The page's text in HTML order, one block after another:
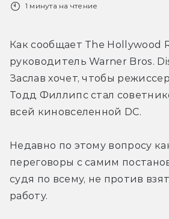
1 минута на чтение
Как сообщает The Hollywood
руководитель Warner Bros.
Заслав хочет, чтобы
Тодд Филлипс стал
всей киновселенной DC.
Недавно по этому вопросу
переговоры с самим
судя по всему, не против
работу.